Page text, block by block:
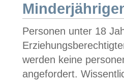
Personen unter 18
werden keine
angefordert.